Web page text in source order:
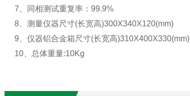
7 、同相测试重复率： 99.9%
8、测量仪器尺寸(长宽高)300X340X120(mm)
9 、仪器铝合金箱尺寸(长宽高)310X400X330(mm)
10、总体重量:10Kg